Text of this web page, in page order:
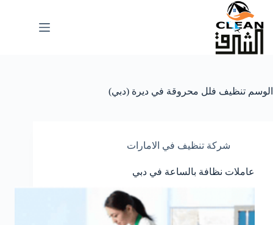
التجاوز
المحتوى
الوسم تنظيف فلل محروقة في ديرة (دبي)
شركة تنظيف في الامارات
عاملات نظافة بالساعة في دبي